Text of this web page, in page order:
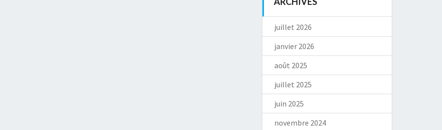
juillet 2026
janvier 2026
août 2025
juillet 2025
juin 2025
novembre 2024